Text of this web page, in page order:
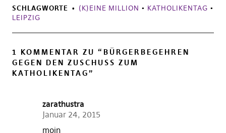
SCHLAGWORTE (K)EINE MILLION • KATHOLIKENTAG •
LEIPZIG
1 KOMMENTAR ZU “ BÜRGERBEGEHREN
GEGEN DEN ZUSCHUSS ZUM
KATHOLIKENTAG”
zarathustra
Januar 24, 2015
moin